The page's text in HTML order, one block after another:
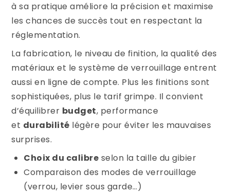
à sa pratique améliore la précision et maximise
les chances de succès tout en respectant la
réglementation.
La fabrication, le niveau de finition, la qualité des
matériaux et le système de verrouillage entrent
aussi en ligne de compte. Plus les finitions sont
sophistiquées, plus le tarif grimpe. Il convient
d’équilibrer budget, performance
et durabilité légère pour éviter les mauvaises
surprises.
Choix du calibre selon la taille du gibier
Comparaison des modes de verrouillage
(verrou, levier sous garde…)